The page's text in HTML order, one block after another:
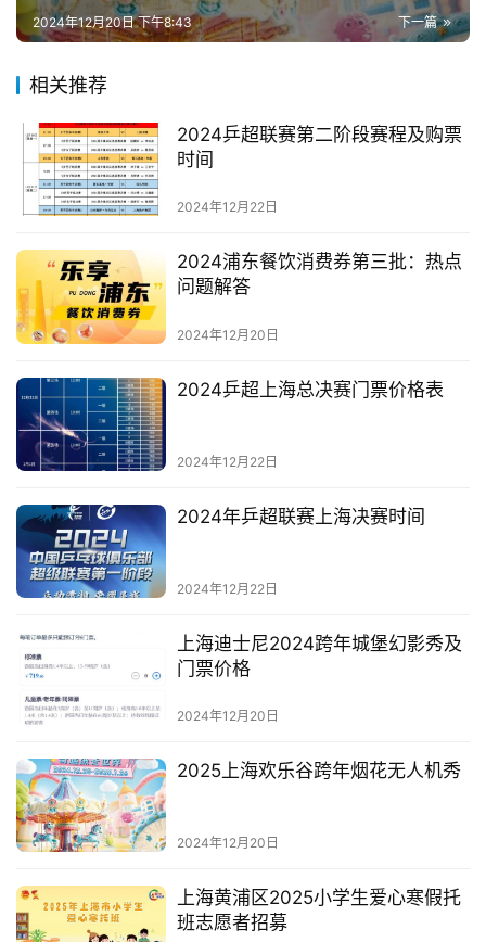
下一篇
2024年12月20日 下午8:43
相关推荐
2024乒超联赛第二阶段赛程及购票
时间
2024年12月22日
2024浦东餐饮消费券第三批：热点
问题解答
2024年12月20日
2024乒超上海总决赛门票价格表
2024年12月22日
2024年乒超联赛上海决赛时间
2024年12月22日
上海迪士尼2024跨年城堡幻影秀及
门票价格
2024年12月20日
2025上海欢乐谷跨年烟花无人机秀
2024年12月20日
上海黄浦区2025小学生爱心寒假托
班志愿者招募